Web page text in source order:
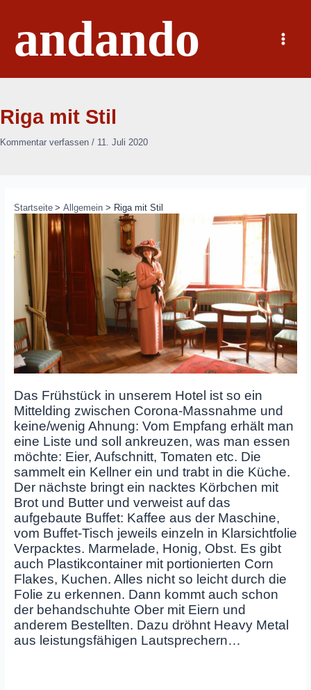
springenandando
Main
Menu
Riga mit Stil
Kommentar verfassen / 11. Juli 2020
Startseite Allgemein Riga mit Stil
Das Frühstück in unserem Hotel ist so ein
Mittelding zwischen Corona-Massnahme und
keine/wenig Ahnung: Vom Empfang erhält man
eine Liste und soll ankreuzen, was man essen
möchte: Eier, Aufschnitt, Tomaten etc. Die
sammelt ein Kellner ein und trabt in die Küche.
Der nächste bringt ein nacktes Körbchen mit
Brot und Butter und verweist auf das
aufgebaute Buffet: Kaffee aus der Maschine,
vom Buffet-Tisch jeweils einzeln in Klarsichtfolie
Verpacktes. Marmelade, Honig, Obst. Es gibt
auch Plastikcontainer mit portionierten Corn
Flakes, Kuchen. Alles nicht so leicht durch die
Folie zu erkennen. Dann kommt auch schon
der behandschuhte Ober mit Eiern und
anderem Bestellten. Dazu dröhnt Heavy Metal
aus leistungsfähigen Lautsprechern…